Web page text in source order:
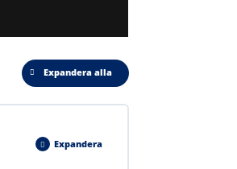
Expandera alla
Expandera